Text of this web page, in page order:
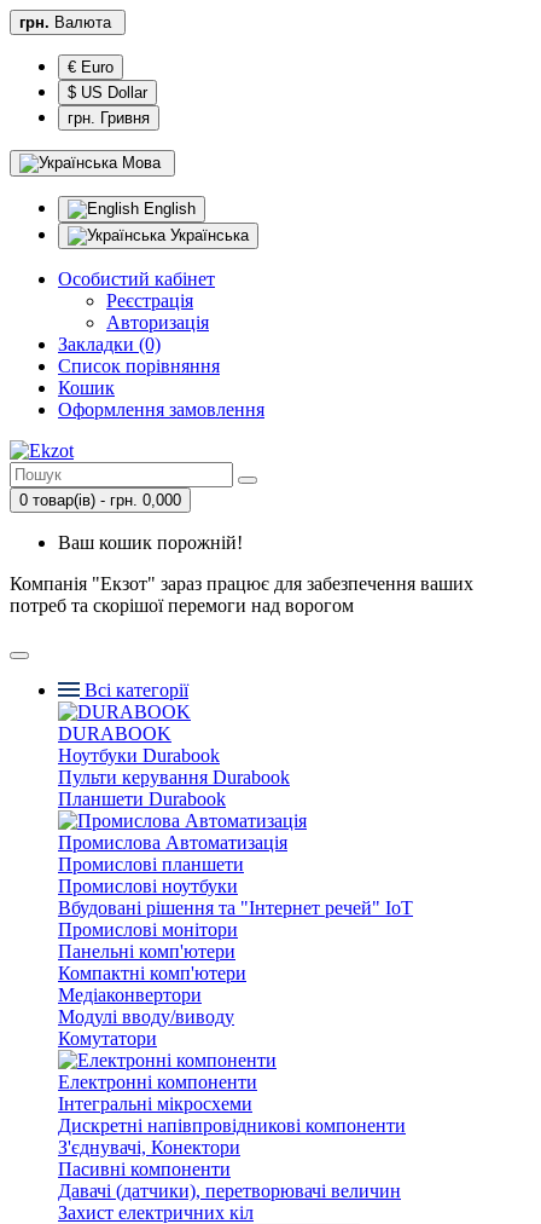
грн. Валюта
€ Euro
$ US Dollar
грн. Гривня
Мова
English
Українська
Особистий кабінет
Реєстрація
Авторизація
Закладки (0)
Список порівняння
Кошик
Оформлення замовлення
0 товар(ів) - грн. 0,000
Ваш кошик порожній!
Компанія "Екзот" зараз працює для забезпечення ваших
потреб та скорішої перемоги над ворогом
Всі категорії
DURABOOK
Ноутбуки Durabook
Пульти керування Durabook
Планшети Durabook
Промислова Автоматизація
Промислові планшети
Промислові ноутбуки
Вбудовані рішення та "Інтернет речей" IoT
Промислові монітори
Панельні комп'ютери
Компактні комп'ютери
Медіаконвертори
Модулі вводу/виводу
Комутатори
Електронні компоненти
Інтегральні мікросхеми
Дискретні напівпровідникові компоненти
З'єднувачі, Конектори
Пасивні компоненти
Давачі (датчики), перетворювачі величин
Захист електричних кіл